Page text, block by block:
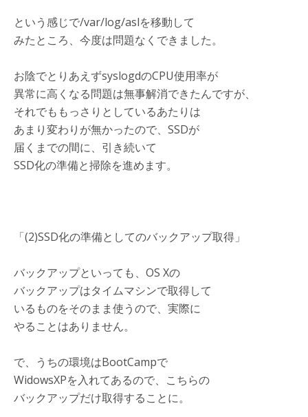
という感じで/var/log/aslを移動して
みたところ、今度は問題なくできました。
お陰でとりあえずsyslogdのCPU使用率が
異常に高くなる問題は無事解消できたんですが、
それでももっさりとしているあたりは
あまり変わりが無かったので、SSDが
届くまでの間に、引き続いて
SSD化の準備と掃除を進めます。
「(2)SSD化の準備としてのバックアップ取得」
バックアップといっても、OS Xの
バックアップはタイムマシンで取得して
いるものをそのまま使うので、実際に
やることはありません。
で、うちの環境はBootCampで
WidowsXPを入れてあるので、こちらの
バックアップだけ取得することに。